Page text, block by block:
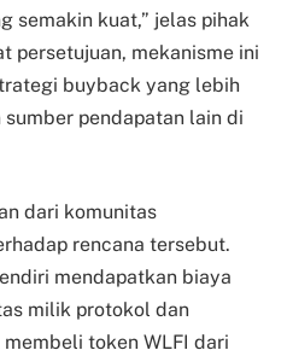
semakin kuat,” jelas pihak
persetujuan, mekanisme ini
buyback yang lebih
pendapatan lain di
dari komunitas
rencana tersebut.
mendapatkan biaya
milik protokol dan
token WLFI dari